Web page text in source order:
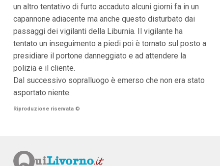
l
i
a
i
l
M
e
ù
r
a
un altro tentativo di furto accaduto alcuni giorni fa in un
capannone adiacente ma anche questo disturbato dai
passaggi dei vigilanti della Liburnia. Il vigilante ha
tentato un inseguimento a piedi poi è tornato sul posto a
presidiare il portone danneggiato e ad attendere la
polizia e il cliente.
Dal successivo sopralluogo è emerso che non era stato
asportato niente.
Riproduzione riservata ©